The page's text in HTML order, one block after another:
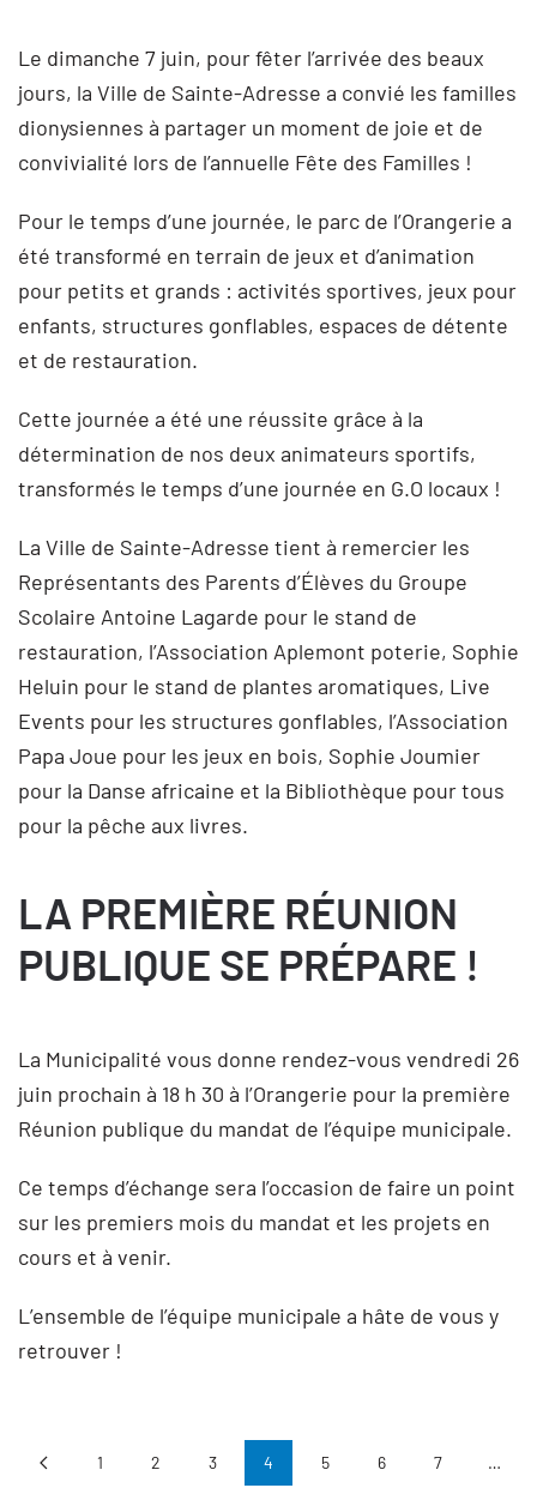
Le dimanche 7 juin, pour fêter l’arrivée des beaux
jours, la Ville de Sainte-Adresse a convié les familles
dionysiennes à partager un moment de joie et de
convivialité lors de l’annuelle Fête des Familles !
Pour le temps d’une journée, le parc de l’Orangerie a
été transformé en terrain de jeux et d’animation
pour petits et grands : activités sportives, jeux pour
enfants, structures gonflables, espaces de détente
et de restauration.
Cette journée a été une réussite grâce à la
détermination de nos deux animateurs sportifs,
transformés le temps d’une journée en G.O locaux !
La Ville de Sainte-Adresse tient à remercier les
Représentants des Parents d’Élèves du Groupe
Scolaire Antoine Lagarde pour le stand de
restauration, l’Association Aplemont poterie, Sophie
Heluin pour le stand de plantes aromatiques, Live
Events pour les structures gonflables, l’Association
Papa Joue pour les jeux en bois, Sophie Joumier
pour la Danse africaine et la Bibliothèque pour tous
pour la pêche aux livres.
LA PREMIÈRE RÉUNION
PUBLIQUE SE PRÉPARE !
La Municipalité vous donne rendez-vous vendredi 26
juin prochain à 18 h 30 à l’Orangerie pour la première
Réunion publique du mandat de l’équipe municipale.
Ce temps d’échange sera l’occasion de faire un point
sur les premiers mois du mandat et les projets en
cours et à venir.
L’ensemble de l’équipe municipale a hâte de vous y
retrouver !
1 2 3 4 5 6 7 …